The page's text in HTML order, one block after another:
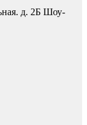
д. 2Б Шоу-